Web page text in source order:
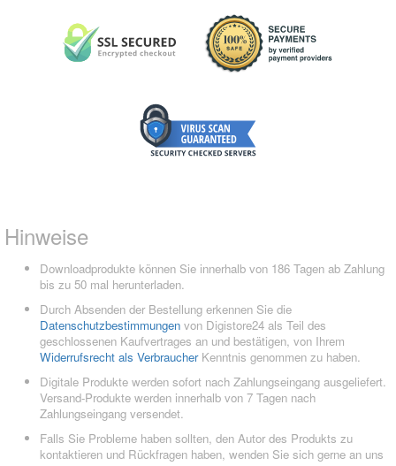
Hinweise
Downloadprodukte können Sie innerhalb von 186 Tagen ab Zahlung
bis zu 50 mal herunterladen.
Durch Absenden der Bestellung erkennen Sie die
Datenschutzbestimmungen von Digistore24 als Teil des
geschlossenen Kaufvertrages an und bestätigen, von Ihrem
Widerrufsrecht als VerbraucherKenntnis genommen zu haben.
Digitale Produkte werden sofort nach Zahlungseingang ausgeliefert.
Versand-Produkte werden innerhalb von 7 Tagen nach
Zahlungseingang versendet.
Falls Sie Probleme haben sollten, den Autor des Produkts zu
kontaktieren und Rückfragen haben, wenden Sie sich gerne an uns